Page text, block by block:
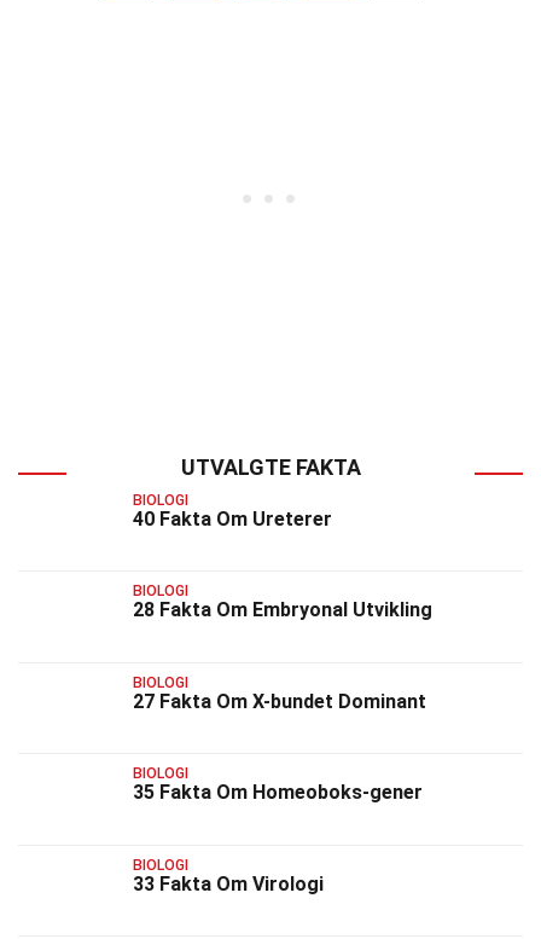
UTVALGTE FAKTA
BIOLOGI
40 Fakta Om Ureterer
BIOLOGI
28 Fakta Om Embryonal Utvikling
BIOLOGI
27 Fakta Om X-bundet Dominant
BIOLOGI
35 Fakta Om Homeoboks-gener
BIOLOGI
33 Fakta Om Virologi